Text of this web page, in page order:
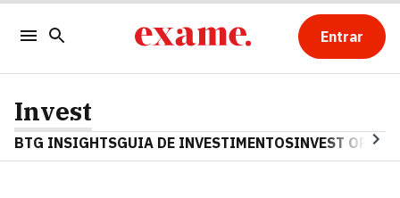
Entrar
Invest
BTG INSIGHTSGUIA DE INVESTIMENTOSINVEST OPINA